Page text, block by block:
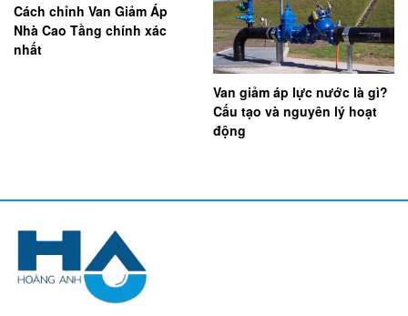
Cách chỉnh Van Giảm Áp
Nhà Cao Tầng chính xác
nhất
Van giảm áp lực nước là gì?
Cấu tạo và nguyên lý hoạt
động